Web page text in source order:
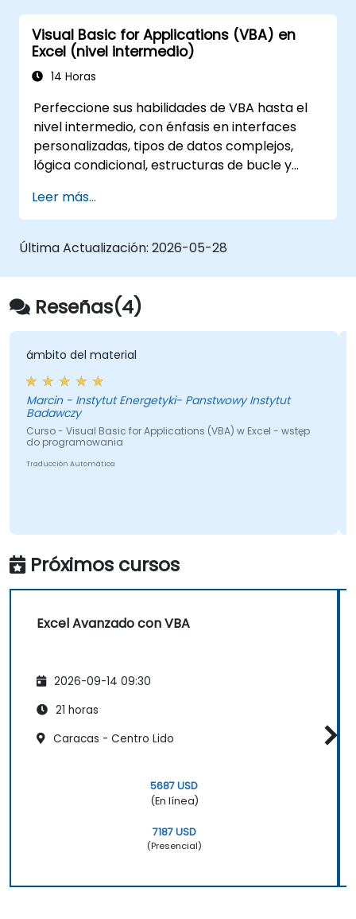
aplicación capaz de realizar nuevas tareas.
Visual Basic for Applications (VBA) en
Excel (nivel intermedio)
14 Horas
Perfeccione sus habilidades de VBA hasta el
nivel intermedio, con énfasis en interfaces
personalizadas, tipos de datos complejos,
lógica condicional, estructuras de bucle y
formación práctica de Excel VBA enseña
manejo robusto de errores, optimización del
rendimiento, UserForms (formularios
flujos de trabajo mediante ejercicios
prácticos, cerrando la brecha desde macros
básicas hasta soluciones avanzadas de
automatización para analistas de datos,
especialistas en informes y usuarios
empresariales que buscan potenciar las
capacidades de sus hojas de cálculo.
Leer más...
Última Actualización: 2026-05-28
Reseñas(4)
ámbito del material
Marcin - Instytut Energetyki- Panstwowy Instytut
Badawczy
Curso - Visual Basic for Applications (VBA) w Excel - wstęp
do programowania
Traducción Automática
Próximos cursos
Excel Avanzado con VBA
2026-09-14 09:30
21 horas
Caracas - Centro Lido
5687 USD
(En línea)
7187 USD
(Presencial)